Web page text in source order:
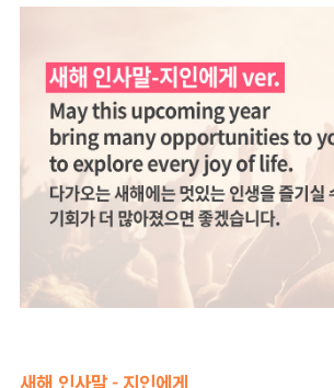
새해 인사말 - 지인에게